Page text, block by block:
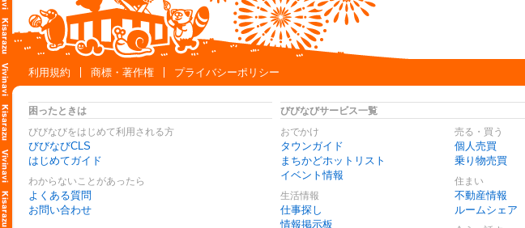
利用規約
商標・著作権 プライバシーポリシー
困ったときは
びびなびをはじめて利用される方
びびなびCLS
はじめてガイド
わからないことがあったら
よくある質問
お問い合わせ
びびなびサービス一覧
おでかけ
タウンガイド
まちかどホットリスト
イベント情報
生活情報
仕事探し
情報掲示板
売る・買う
個人売買
乗り物売買
住まい
不動産情報
ルームシェア